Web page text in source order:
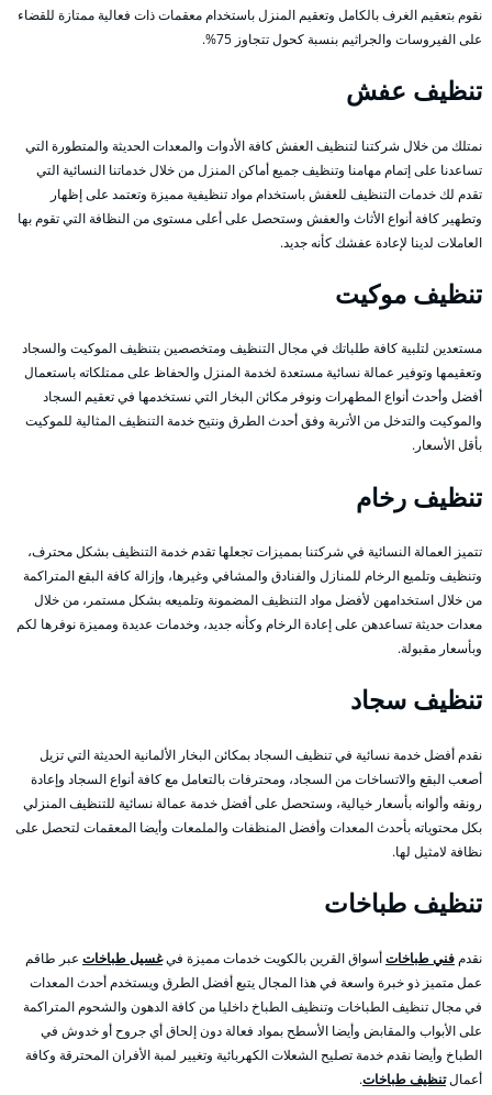
نقوم بتعقيم الغرف بالكامل وتعقيم المنزل باستخدام معقمات ذات فعالية ممتازة للقضاء
على الفيروسات والجراثيم بنسبة كحول تتجاوز 75%.
تنظيف عفش
نمتلك من خلال شركتنا لتنظيف العفش كافة الأدوات والمعدات الحديثة والمتطورة التي
تساعدنا على إتمام مهامنا وتنظيف جميع أماكن المنزل من خلال خدماتنا النسائية التي
تقدم لك خدمات التنظيف للعفش باستخدام مواد تنظيفية مميزة وتعتمد على إظهار
وتطهير كافة أنواع الأثاث والعفش وستحصل على أعلى مستوى من النظافة التي تقوم بها
العاملات لدينا لإعادة عفشك كأنه جديد.
تنظيف موكيت
مستعدين لتلبية كافة طلباتك في مجال التنظيف ومتخصصين بتنظيف الموكيت والسجاد
وتعقيمها وتوفير عمالة نسائية مستعدة لخدمة المنزل والحفاظ على ممتلكاته باستعمال
أفضل وأحدث أنواع المطهرات ونوفر مكائن البخار التي نستخدمها في تعقيم السجاد
والموكيت والتدخل من الأتربة وفق أحدث الطرق ونتيح خدمة التنظيف المثالية للموكيت
بأقل الأسعار.
تنظيف رخام
تتميز العمالة النسائية في شركتنا بمميزات تجعلها تقدم خدمة التنظيف بشكل محترف،
وتنظيف وتلميع الرخام للمنازل والفنادق والمشافي وغيرها، وإزالة كافة البقع المتراكمة
من خلال استخدامهن لأفضل مواد التنظيف المضمونة وتلميعه بشكل مستمر، من خلال
معدات حديثة تساعدهن على إعادة الرخام وكأنه جديد، وخدمات عديدة ومميزة نوفرها لكم
وبأسعار مقبولة.
تنظيف سجاد
نقدم أفضل خدمة نسائية في تنظيف السجاد بمكائن البخار الألمانية الحديثة التي تزيل
أصعب البقع والاتساخات من السجاد، ومحترفات بالتعامل مع كافة أنواع السجاد وإعادة
رونقه وألوانه بأسعار خيالية، وستحصل على أفضل خدمة عمالة نسائية للتنظيف المنزلي
بكل محتوياته بأحدث المعدات وأفضل المنظفات والملمعات وأيضا المعقمات لتحصل على
نظافة لامثيل لها.
تنظيف طباخات
نقدم فني طباخاتأسواق القرين بالكويت خدمات مميزة فيغسيل طباخات عبر طاقم
عمل متميز ذو خبرة واسعة في هذا المجال يتبع أفضل الطرق ويستخدم أحدث المعدات
في مجال تنظيف الطباخات وتنظيف الطباخ داخليا من كافة الدهون والشحوم المتراكمة
على الأبواب والمقابض وأيضا الأسطح بمواد فعالة دون إلحاق أي جروح أو خدوش في
الطباخ وأيضا نقدم خدمة تصليح الشعلات الكهربائية وتغيير لمبة الأفران المحترقة وكافة
أعمالتنظيف طباخات.